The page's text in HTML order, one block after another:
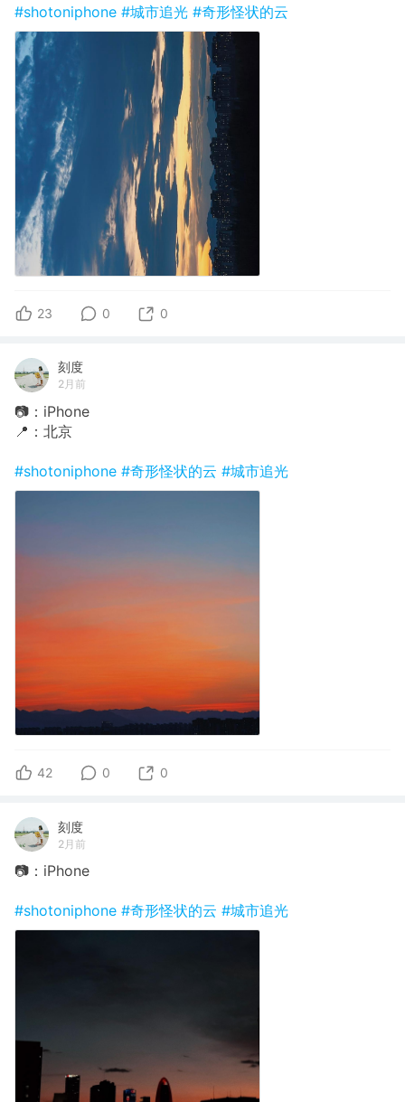
#shotoniphone #城市追光 #奇形怪状的云
23 0 0
刻度
2月前
📷：iPhone
📍：北京
#shotoniphone #奇形怪状的云 #城市追光
42 0 0
刻度
2月前
📷：iPhone
#shotoniphone #奇形怪状的云 #城市追光